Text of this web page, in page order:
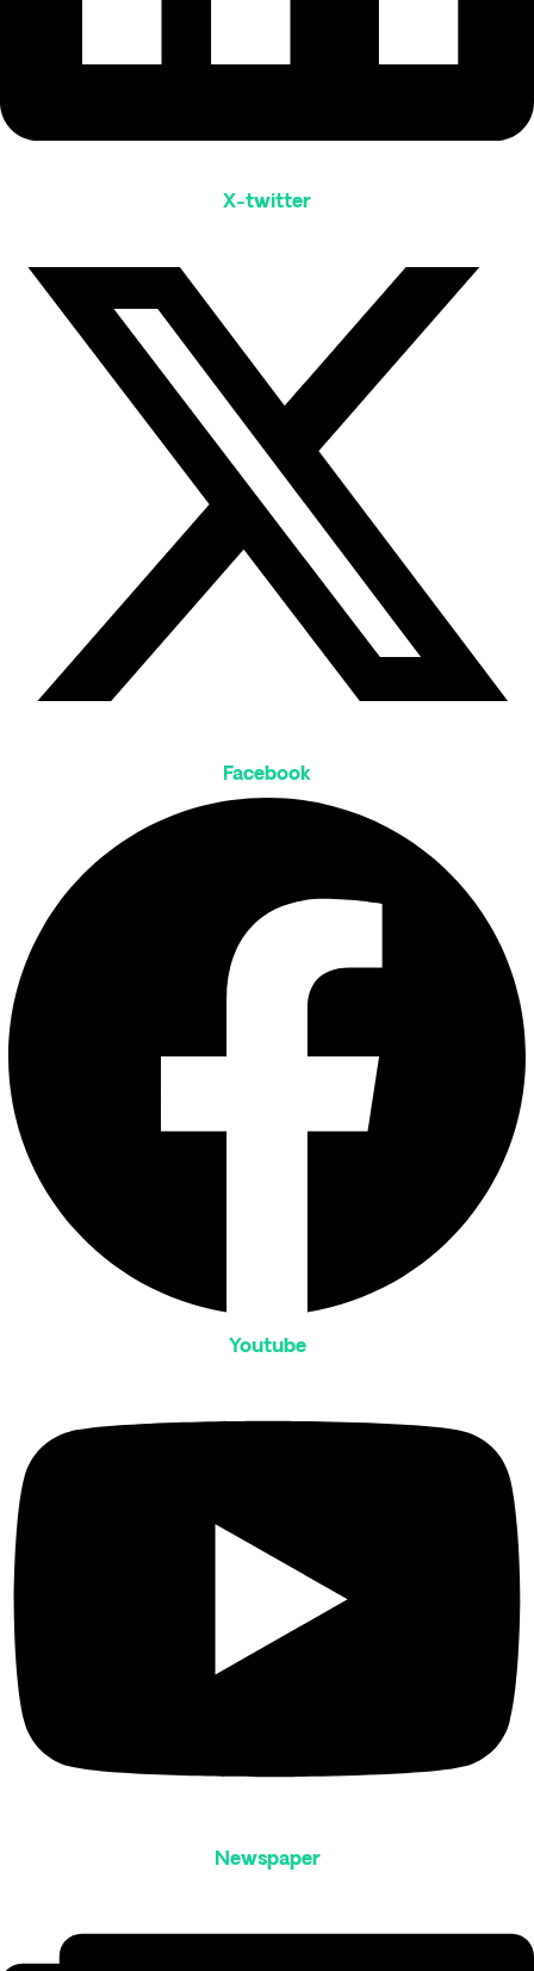
X-twitter
Facebook
Youtube
Newspaper